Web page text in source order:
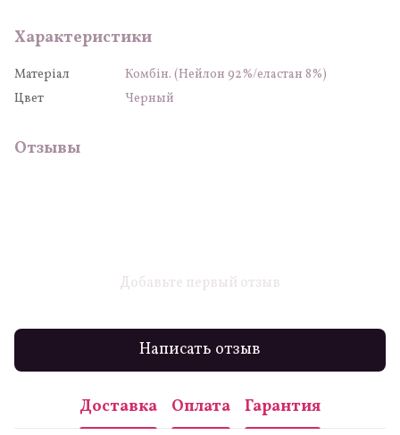
Характеристики
Матеріал
Комбін. (Нейлон 92%/еластан 8%)
Цвет
Черный
Отзывы
Добавьте первый отзыв
Написать отзыв
Доставка Оплата Гарантия